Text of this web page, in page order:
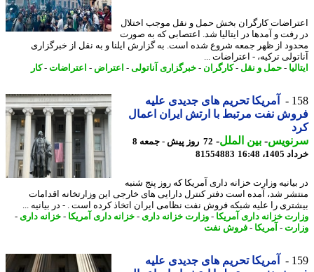
کارگران بخش حمل و نقل موجب اختلال
و آمدها در ایتالیا شد. اعتصابی که به صورت
از ظهر جمعه شروع شده است. به گزارش ایلنا و به نقل از خبرگزاری
ترکیه، - اعتراضات ...
-حمل و نقل -کارگران- خبرگزاری آناتولی-اعتراض -اعتراضات-کار
آمریکا تحریم های جدیدی علیه
نفت مرتبط با ارتش ایران اعمال
-بین الملل-
72 روز پیش - جمعه 8
16:48
81554883
وزارت خزانه داری آمریکا که روز پنج شنبه
شد، آمده است دفتر کنترل دارایی های خارجی این وزارتخانه اقدامات
را علیه شبکه فروش نفت نظامی ایران اتخاذ کرده است . - در بیانیه ...
خزانه داری آمریکا- وزارت خزانه داری- خزانه داری آمریکا- خزانه داری-
- آمریکا- فروش نفت
آمریکا تحریم های جدیدی علیه